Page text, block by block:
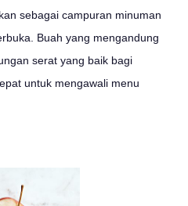
sebagai campuran minuman
Buah yang mengandung
serat yang baik bagi
untuk mengawali menu